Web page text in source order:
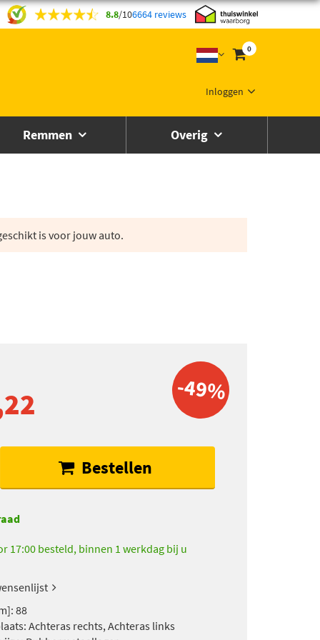
8.8/106664 reviews
0
Inloggen
Remmen Overig
is voor jouw auto.
-49%
Bestellen
17:00 besteld, binnen 1 werkdag bij u
88
Achteras rechts, Achteras links